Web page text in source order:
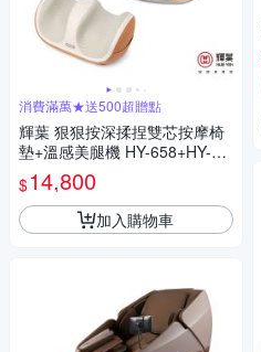
消費滿萬★送500超贈點
輝葉 狠狠按深揉捏雙芯按摩椅
墊+溫感美腿機 HY-658+HY-75
$14,800
加入購物車